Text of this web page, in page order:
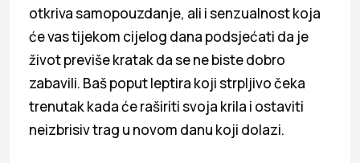
otkriva samopouzdanje, ali i senzualnost koja
će vas tijekom cijelog dana podsjećati da je
život previše kratak da se ne biste dobro
zabavili. Baš poput leptira koji strpljivo čeka
trenutak kada će raširiti svoja krila i ostaviti
neizbrisiv trag u novom danu koji dolazi.